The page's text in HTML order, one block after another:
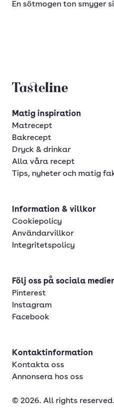
En sötmogen ton smyger
Tasteline startsida
Matig inspiration
Matrecept
Bakrecept
Dryck & drinkar
Alla våra recept
Tips, nyheter och matig
Information & villkor
Cookiepolicy
Användarvillkor
Integritetspolicy
Följ oss på sociala medier
Pinterest
Instagram
Facebook
Kontaktinformation
Kontakta oss
Annonsera hos oss
© 2026. All rights reserved.